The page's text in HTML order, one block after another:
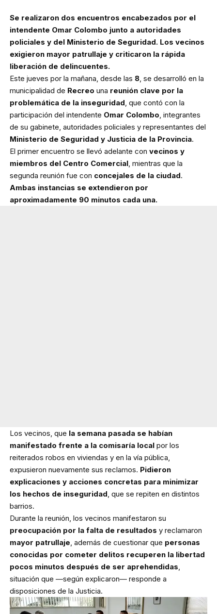
Se realizaron dos encuentros encabezados por el
intendente Omar Colombo junto a autoridades
policiales y del Ministerio de Seguridad. Los vecinos
exigieron mayor patrullaje y criticaron la rápida
liberación de delincuentes.
Este jueves por la mañana, desde las 8, se desarrolló en la
municipalidad de Recreo una reunión clave por la
problemática de la inseguridad, que contó con la
participación del intendente Omar Colombo, integrantes
de su gabinete, autoridades policiales y representantes del
Ministerio de Seguridad y Justicia de la Provincia.
El primer encuentro se llevó adelante con vecinos y
miembros del Centro Comercial, mientras que la
segunda reunión fue con concejales de la ciudad.
Ambas instancias se extendieron por
aproximadamente 90 minutos cada una.
Los vecinos, que la semana pasada se habían
manifestado frente a la comisaría local por los
reiterados robos en viviendas y en la vía pública,
expusieron nuevamente sus reclamos. Pidieron
explicaciones y acciones concretas para minimizar
los hechos de inseguridad, que se repiten en distintos
barrios.
Durante la reunión, los vecinos manifestaron su
preocupación por la falta de resultados y reclamaron
mayor patrullaje, además de cuestionar que personas
conocidas por cometer delitos recuperen la libertad
pocos minutos después de ser aprehendidas,
situación que —según explicaron— responde a
disposiciones de la Justicia.